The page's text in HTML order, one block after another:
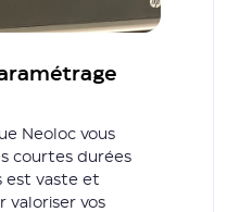
Neoloc vous
courtes durées
est vaste et
valoriser vos